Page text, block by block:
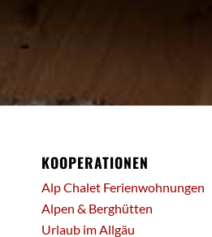
KOOPERATIONEN
Alp Chalet Ferienwohnungen
Alpen & Berghütten
Urlaub im Allgäu